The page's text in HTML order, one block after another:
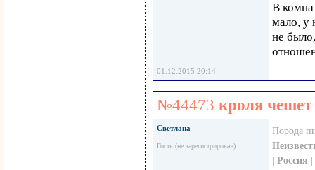
В
мало, у
не
01.12.2015 20:14
№44473 кроля
Светлана
Гость (не зарегистрирован)
Порода
| Россия |